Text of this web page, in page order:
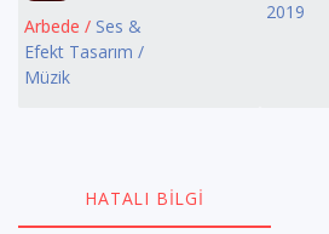
Arbede / Ses &
Efekt Tasarım /
Müzik
2019
HATALI BILGI